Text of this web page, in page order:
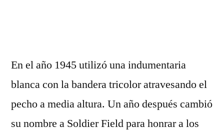
En el año 1945 utilizó una indumentaria
blanca con la bandera tricolor atravesando el
pecho a media altura. Un año después cambió
su nombre a Soldier Field para honrar a los